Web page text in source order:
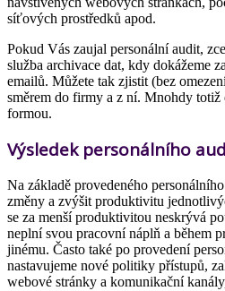
síťových prostředků apod.
Pokud Vás zaujal personální audit,
služba archivace dat, kdy dokážeme
emailů. Můžete tak zjistit (bez
směrem do firmy a z ní. Mnohdy
formou.
Výsledek personálního
Na základě provedeného
změny a zvýšit produktivitu
se za menší produktivitou neskrývá
neplní svou pracovní náplň a během
jinému. Často také po provedení
nastavujeme nové politiky přístupů,
webové stránky a komunikační